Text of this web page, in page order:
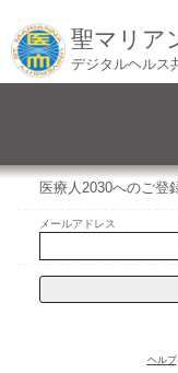
聖マリア
デジタルヘルス
医療人2030へのご登
メールアドレス
ヘルプ